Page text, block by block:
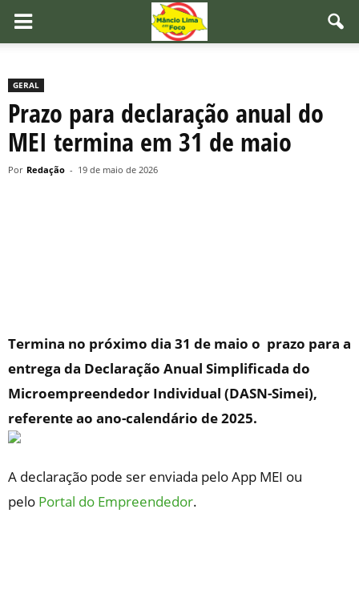
GERAL
Prazo para declaração anual do
MEI termina em 31 de maio
Por Redação - 19 de maio de 2026
Termina no próximo dia 31 de maio o prazo para a
entrega da Declaração Anual Simplificada do
Microempreendedor Individual (DASN-Simei),
referente ao ano-calendário de 2025.
A declaração pode ser enviada pelo App MEI ou
pelo Portal do Empreendedor.